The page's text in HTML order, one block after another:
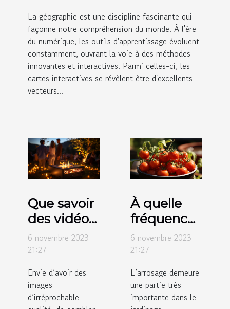
La géographie est une discipline fascinante qui
façonne notre compréhension du monde. À l'ère
du numérique, les outils d'apprentissage évoluent
constamment, ouvrant la voie à des méthodes
innovantes et interactives. Parmi celles-ci, les
cartes interactives se révèlent être d'excellents
vecteurs...
Que savoir
des vidéos
projecteurs
de marque
6 novembre 2023
21:27
Envie d’avoir des
images
d’irréprochable
À quelle
fréquence
faut-il
arroser les
6 novembre 2023
21:27
L’arrosage demeure
une partie très
importante dans le